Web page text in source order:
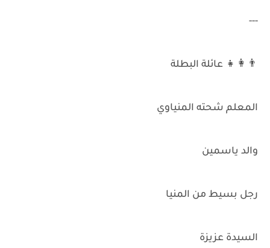
---
👨‍👩‍👧 عائلة البطلة
المعلم شحته المنياوي
والد ياسمين
رجل بسيط من المنيا
السيدة عزيزة